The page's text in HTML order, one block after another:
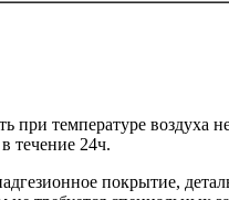
при температуре
течение 24ч.
покрытие,